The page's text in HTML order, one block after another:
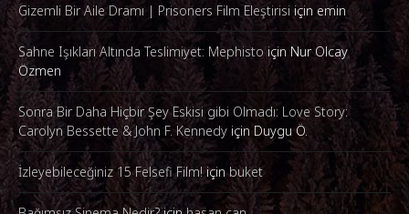
Gizemli Bir Aile Dramı | Prisoners Film Eleştirisi için emin
Sahne Işıkları Altında Teslimiyet: Mephisto için Nur Olcay
Özmen
Sonra Bir Daha Hiçbir Şey Eskisi gibi Olmadı: Love Story:
Carolyn Bessette & John F. Kennedy için Duygu Ö.
İzleyebileceğiniz 15 Felsefi Film!içinbuket